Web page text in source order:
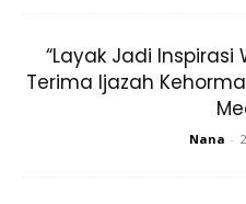
• Sajikan segera.
“Layak Jadi Inspirasi
Terima Ijazah
Nana -